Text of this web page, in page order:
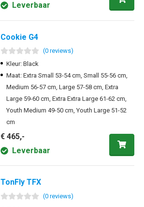
Leverbaar
Cookie G4
(0reviews)
Kleur: Black
Maat: Extra Small 53-54 cm, Small 55-56 cm,
Medium 56-57 cm, Large 57-58 cm, Extra
Large 59-60 cm, Extra Extra Large 61-62 cm,
Youth Medium 49-50 cm, Youth Large 51-52
cm
€ 465,-
Leverbaar
TonFly TFX
(0reviews)